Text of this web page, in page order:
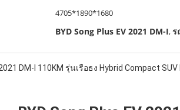
4705*1890*1680
BYD Song Plus EV 2021 DM-I,ร
DM-I 110KM รุ่นเรือธง Hybrid Compact SUV